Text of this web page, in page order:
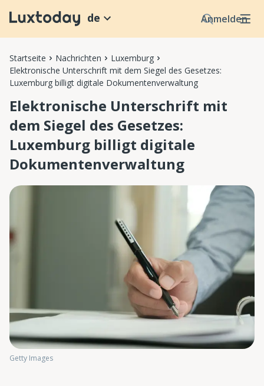
Anmelden
de
Startseite Nachrichten
Luxemburg
Elektronische Unterschrift mit dem Siegel des Gesetzes:
Luxemburg billigt digitale Dokumentenverwaltung
Elektronische Unterschrift mit
dem Siegel des Gesetzes:
Luxemburg billigt digitale
Dokumentenverwaltung
Getty Images